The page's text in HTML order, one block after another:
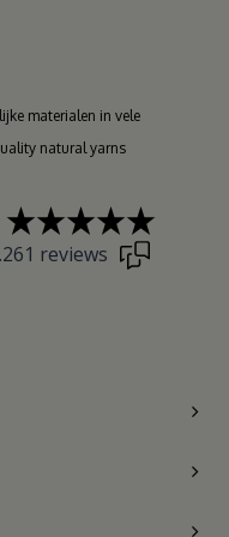
materialen in vele
natural yarns
reviews